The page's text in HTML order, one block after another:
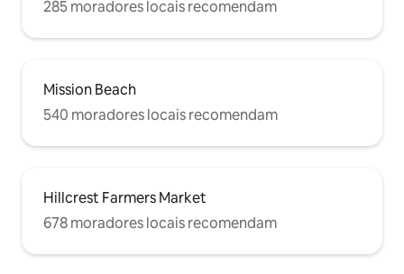
285 moradores locais recomendam
Mission Beach
540 moradores locais recomendam
Hillcrest Farmers Market
678 moradores locais recomendam